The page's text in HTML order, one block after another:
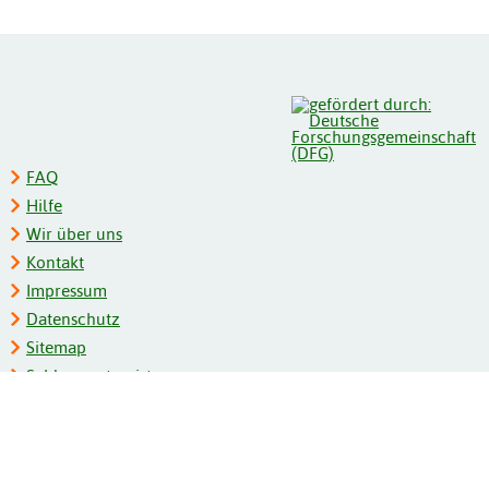
FAQ
Hilfe
Wir über uns
Kontakt
Impressum
Datenschutz
Sitemap
Schlagwortregister